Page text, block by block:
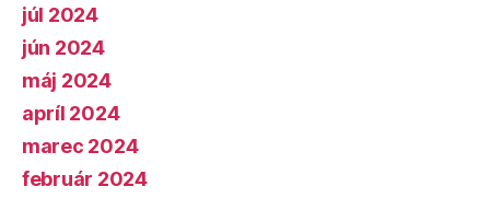
júl 2024
jún 2024
máj 2024
apríl 2024
marec 2024
február 2024